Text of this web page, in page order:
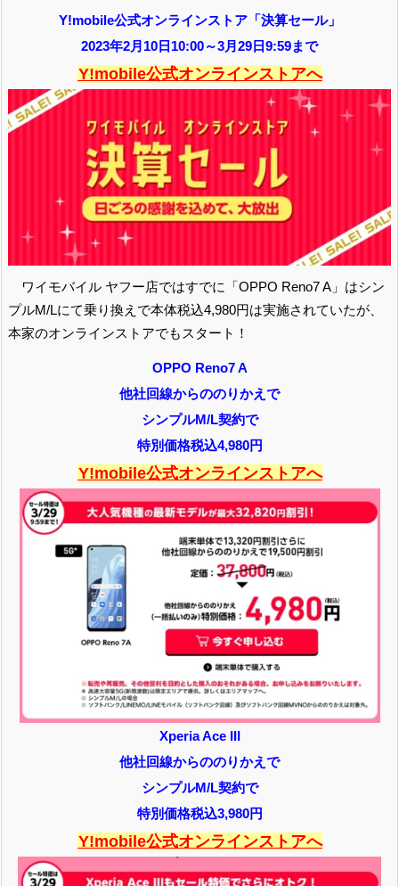
Y!mobile公式オンラインストア「決算セール」
2023年2月10日10:00～3月29日9:59まで
Y!mobile公式オンラインストアへ
ワイモバイル ヤフー店ではすでに「OPPO Reno7 A」はシン
プルM/Lにて乗り換えで本体税込4,980円は実施されていたが、
本家のオンラインストアでもスタート！
OPPO Reno7 A
他社回線からののりかえで
シンプルM/L契約で
特別価格税込4,980円
Y!mobile公式オンラインストアへ
Xperia Ace III
他社回線からののりかえで
シンプルM/L契約で
特別価格税込3,980円
Y!mobile公式オンラインストアへ